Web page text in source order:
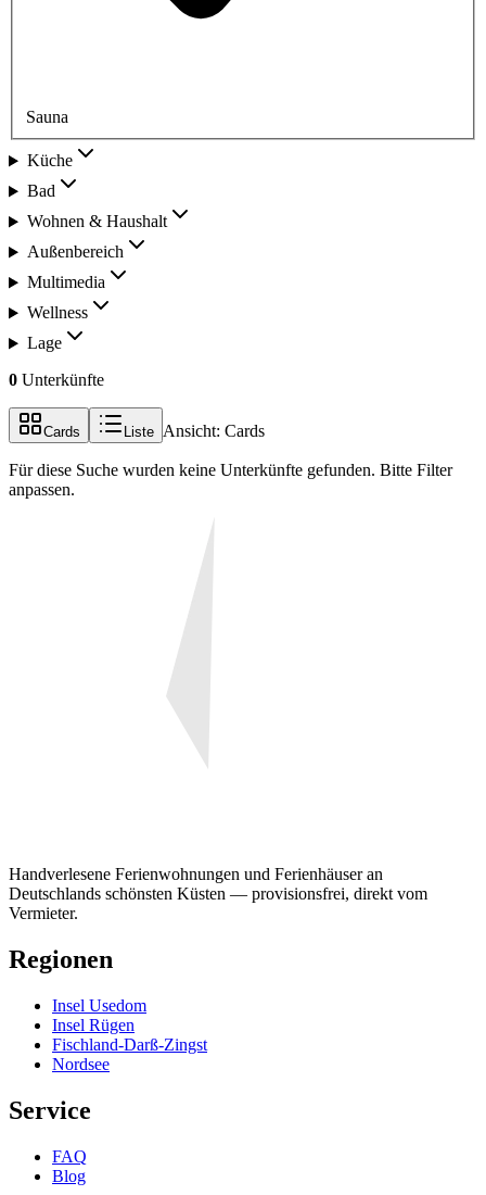
Sauna
Küche
Bad
Wohnen & Haushalt
Außenbereich
Multimedia
Wellness
Lage
0 Unterkünfte
Cards Liste Ansicht: Cards
Für diese Suche wurden keine Unterkünfte gefunden. Bitte Filter
anpassen.
Handverlesene Ferienwohnungen und Ferienhäuser an
Deutschlands schönsten Küsten — provisionsfrei, direkt vom
Vermieter.
Regionen
Insel Usedom
Insel Rügen
Fischland-Darß-Zingst
Nordsee
Service
FAQ
Blog